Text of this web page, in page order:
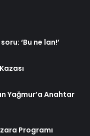
‘Bu ne lan!’
Yağmur’a Anahtar
Programı